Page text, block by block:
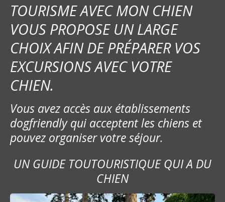
TOURISME AVEC MON CHIEN
VOUS PROPOSE UN LARGE
CHOIX AFIN DE PRÉPARER VOS
EXCURSIONS AVEC VOTRE
CHIEN.
Vous avez accès aux établissements
dogfriendly qui acceptent les chiens et
pouvez organiser votre séjour.
UN GUIDE TOUTOURISTIQUE QUI A DU
CHIEN